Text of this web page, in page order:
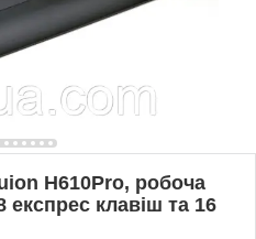
H610Pro, робоча
клавіш та 16